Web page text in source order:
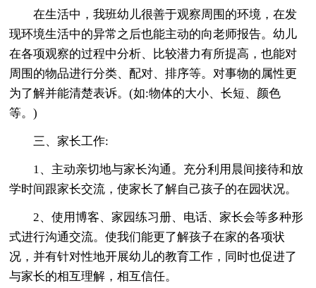
在生活中，我班幼儿很善于观察周围的环境，在发
现环境生活中的异常之后也能主动的向老师报告。幼儿
在各项观察的过程中分析、比较潜力有所提高，也能对
周围的物品进行分类、配对、排序等。对事物的属性更
为了解并能清楚表诉。(如:物体的大小、长短、颜色
等。)
三、家长工作:
1、主动亲切地与家长沟通。充分利用晨间接待和放
学时间跟家长交流，使家长了解自己孩子的在园状况。
2、使用博客、家园练习册、电话、家长会等多种形
式进行沟通交流。使我们能更了解孩子在家的各项状
况，并有针对性地开展幼儿的教育工作，同时也促进了
与家长的相互理解，相互信任。